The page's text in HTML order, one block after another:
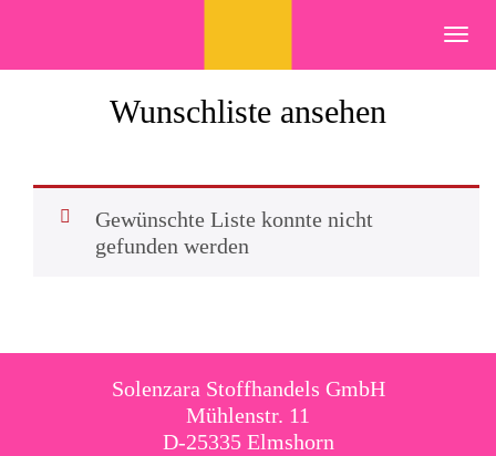
Wunschliste ansehen
Gewünschte Liste konnte nicht
gefunden werden
Solenzara Stoffhandels GmbH
Mühlenstr. 11
D-25335 Elmshorn